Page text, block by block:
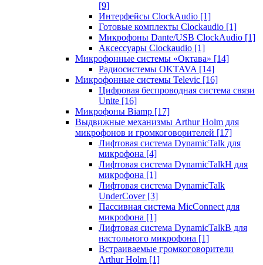
[9]
Интерфейсы ClockAudio [1]
Готовые комплекты Clockaudio [1]
Микрофоны Dante/USB ClockAudio [1]
Аксессуары Clockaudio [1]
Микрофонные системы «Октава» [14]
Радиосистемы OKTAVA [14]
Микрофонные системы Televic [16]
Цифровая беспроводная система связи
Unite [16]
Микрофоны Biamp [17]
Выдвижные механизмы Arthur Holm для
микрофонов и громкоговорителей [17]
Лифтовая система DynamicTalk для
микрофона [4]
Лифтовая система DynamicTalkH для
микрофона [1]
Лифтовая система DynamicTalk
UnderCover [3]
Пассивная система MicConnect для
микрофона [1]
Лифтовая система DynamicTalkB для
настольного микрофона [1]
Встраиваемые громкоговорители
Arthur Holm [1]